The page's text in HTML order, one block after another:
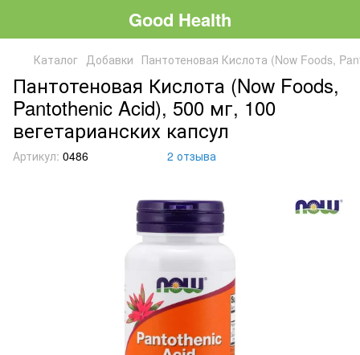
Good Health
Каталог Добавки Пантотеновая Кислота (Now Foods,
Пантотеновая Кислота (Now Foods,
Pantothenic Acid), 500 мг, 100
вегетарианских капсул
Артикул: 0486 2 отзыва